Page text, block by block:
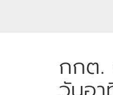
กกต.